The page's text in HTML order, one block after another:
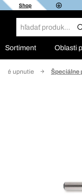
Shop
Sortiment Oblasti
upnutie Špeciálne